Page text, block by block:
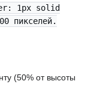
1px solid
пикселей.
(50% от высоты